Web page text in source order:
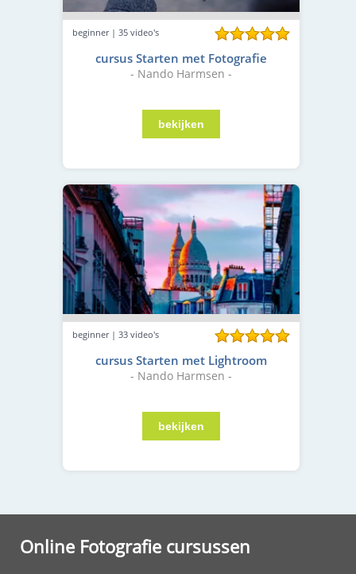
beginner | 35 video's
cursus Starten met Fotografie
- Nando Harmsen -
beginner | 33 video's
cursus Starten met Lightroom
- Nando Harmsen -
Online Fotografie cursussen